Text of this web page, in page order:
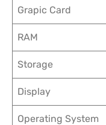
Grapic Card
RAM
Storage
Display
Operating System